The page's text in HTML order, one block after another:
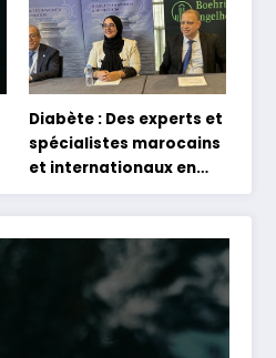
Diabète : Des experts et
spécialistes marocains
et internationaux en
conclave à Tanger